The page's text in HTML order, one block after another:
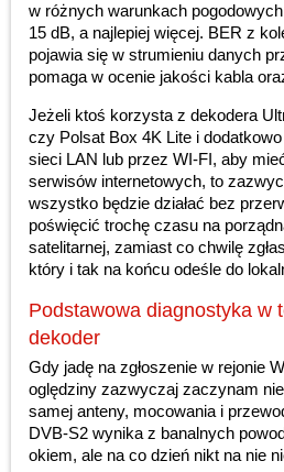
w różnych warunkach
15 dB, a najlepiej więcej. BER z
pojawia się w strumieniu danych
pomaga w ocenie jakości kabla
Jeżeli ktoś korzysta z dekodera
czy Polsat Box 4K Lite i
sieci LAN lub przez WI-FI, aby
serwisów internetowych, to
wszystko będzie działać bez
poświęcić trochę czasu na
satelitarnej, zamiast co chwilę
który i tak na końcu odeśle do
Podstawowa diagnostyka w
dekoder
Gdy jadę na zgłoszenie w rejonie
oględziny zazwyczaj zaczynam
samej anteny, mocowania i
DVB-S2 wynika z banalnych
okiem, ale na co dzień nikt na nie